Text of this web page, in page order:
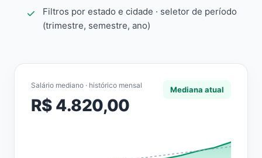
Filtros por estado e cidade · seletor de período
(trimestre, semestre, ano)
Salário mediano · histórico mensal
R$ 4.820,00
Mediana atual